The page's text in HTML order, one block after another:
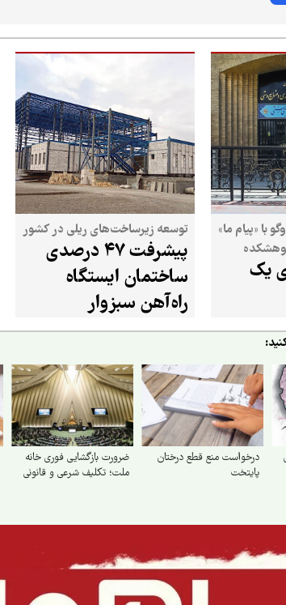
با «پیام ما»
یک
توسعه زیرساخت‌های ریلی در کشور
پیشرفت ۴۷ درصدی
ساختمان ایستگاه
راه‌آهن سبزوار
درخواست منع قطع درختان
پایتخت
ضرورت بازگشایی فوری خانه
ملت؛ تکلیف شرعی و قانونی